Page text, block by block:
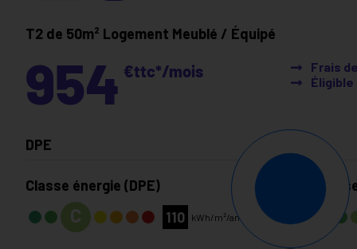
T2 de 50m² Logement Meublé / Équipé
954€ttc*/mois
Frais
DPE
Classe énergie (DPE)
C 110 kWh/m²/an